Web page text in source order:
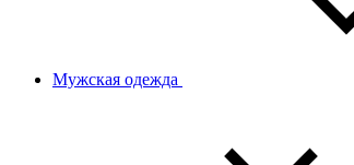
Мужская одежда